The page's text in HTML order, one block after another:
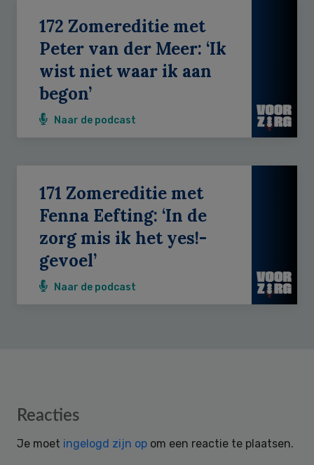
172 Zomereditie met
Peter van der Meer: ‘Ik
wist niet waar ik aan
begon’
Naar de podcast
171 Zomereditie met
Fenna Eefting: ‘In de
zorg mis ik het yes!-
gevoel’
Naar de podcast
Reader
Reacties
Je moet ingelogd zijn op om een reactie te plaatsen.